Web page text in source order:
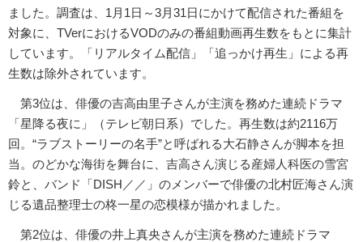
ました。調査は、1月1日～3月31日にかけて配信された番組を
対象に、TVerにおけるVODのみの番組動画再生数をもとに集計
しています。「リアルタイム配信」「追っかけ再生」による再
生数は除外されています。
第3位は、俳優の吉高由里子さんが主演を務めた連続ドラマ
「星降る夜に」（テレビ朝日系）でした。再生数は約2116万
回。“ラブストーリーの名手”と呼ばれる大石静さんが脚本を担
当。のどかな海街を舞台に、吉高さん演じる産婦人科医の雪宮
鈴と、バンド「DISH／／」のメンバーで俳優の北村匠海さん演
じる遺品整理士の柊一星の恋模様が描かれました。
第2位は、俳優の井上真央さんが主演を務めた連続ドラマ